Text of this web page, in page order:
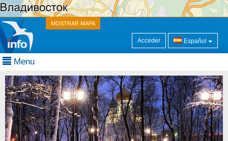
MOSTRAR MAPA
Acceder Español
Menu